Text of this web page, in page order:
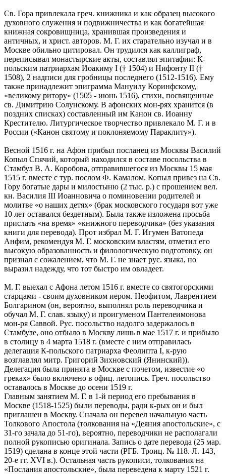
Св. Гора привлекала греч. книжника и как образец высокого
духовного служения и подвижничества и как богатейшая
книжная сокровищница, хранившая произведения и
античных, и христ. авторов. М. Г. их старательно изучал и в
Москве обильно цитировал. Он трудился как каллиграф,
переписывал монастырские акты, составлял эпитафии: К-
польским патриархам Иоакиму I († 1504) и Нифонту II (†
1508), 2 надписи для гробницы последнего (1512-1516). Ему
также принадлежит эпиграмма Мануилу Коринфскому,
«великому ритору» (1505 - июнь 1516), стихи, посвященные
св. Димитрию Солунскому. В афонских мон-рях хранится (в
поздних списках) составленный им Канон св. Иоанну
Крестителю. Литургическое творчество привлекало М. Г. и в
России («Канон святому и поклоняемому Параклиту»).
Весной 1516 г. на Афон прибыл посланец из Москвы Василий
Копыл Спячий, который находился в составе посольства в
Стамбул В. А. Коробова, отправившегося из Москвы 15 мая
1515 г. вместе с тур. послом Ф. Камалом. Копыл привез на Св.
Гору богатые дары и милостыню (2 тыс. р.) с прошением вел.
кн. Василия III Иоанновича о поминовении родителей и
молитве «о наших детях» (брак московского государя вот уже
10 лет оставался бездетным). Была также изложена просьба
прислать «на время» «книжного переводчика» (без указания
книги для перевода). Прот избрал М. Г. Игумен Ватопеда
Анфим, рекомендуя М. Г. московским властям, отметил его
высокую образованность и филологическую подготовку, он
признал с сожалением, что М. Г. не знает рус. языка, но
выразил надежду, что тот быстро им овладеет.
М. Г. выехал с Афона летом 1516 г. вместе со святогорскими
старцами - своим духовником иером. Неофитом, Лаврентием
Болгарином (он, вероятно, выполнял роль переводчика и
обучал М. Г. слав. языку) и проигуменом Пантелеимонова
мон-ря Саввой. Рус. посольство надолго задержалось в
Стамбуле, оно отбыло в Москву лишь в мае 1517 г. и прибыло
в столицу в 4 марта 1518 г. (вместе с ним отправилась
делегация К-польского патриарха Феолипта I, к-рую
возглавлял митр. Григорий Зихновский (Янинский)).
Делегация была принята в Москве с почетом, известие «о
греках» было включено в офиц. летопись. Греч. посольство
оставалось в Москве до осени 1519 г.
Главным занятием М. Г. в 1-й период его пребывания в
Москве (1518-1525) были переводы, ради к-рых он и был
приглашен в Москву. Сначала он перевел начальную часть
Толкового Апостола (толкования на «Деяния апостольские», с
31-го зачала до 51-го), вероятно, переводчики не располагали
полной рукописью оригинала. Запись о дате перевода (25 мар.
1519) сделана в конце этой части (РГБ. Троиц. № 118. Л. 143,
20-е гг. ХVI в.). Остальная часть рукописи, толкования на
«Послания апостольские», была переведена к марту 1521 г.